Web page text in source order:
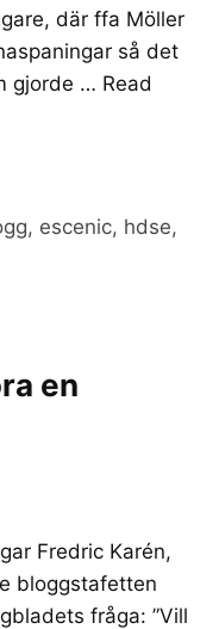
där ffa Möller
så det
gjorde … Read
, escenic, hdse,
en
Fredric Karén,
bloggstafetten
fråga: ”Vill